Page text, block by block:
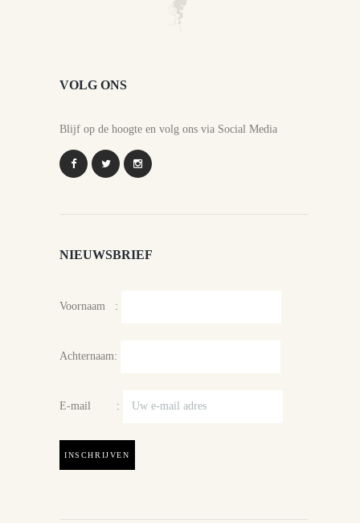
VOLG ONS
Blijf op de hoogte en volg ons via Social Media
NIEUWSBRIEF
Voornaam :
Achternaam:
E-mail :